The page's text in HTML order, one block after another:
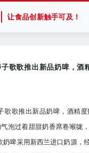
让食品创新触手可及！
歌歌推出新品奶啤，酒
歌歌推出新品奶啤，酒精
泡过着甜甜奶香席卷喉咙
奶啤采用新西兰进口奶源，